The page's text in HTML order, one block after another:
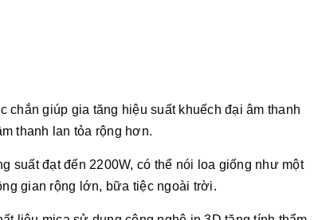
giúp gia tăng hiệu suất khuếch đại âm thanh
thanh lan tỏa rộng hơn.
suất đạt đến 2200W, có thể nói loa giống như một
gian rộng lớn, bữa tiệc ngoài trời.